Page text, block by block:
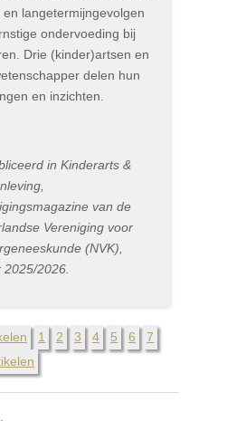
en langetermijngevolgen
ondervoeding bij
Drie (kinder)artsen en
delen hun
en inzichten.
in Kinderarts &
van de
Vereniging voor
(NVK),
2025/2026.
1 2 3 4 5 6
7